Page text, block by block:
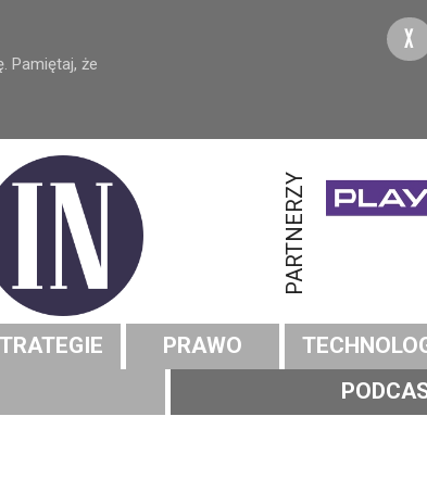
Pamiętaj, że
X
PARTNERZY
PRAWO